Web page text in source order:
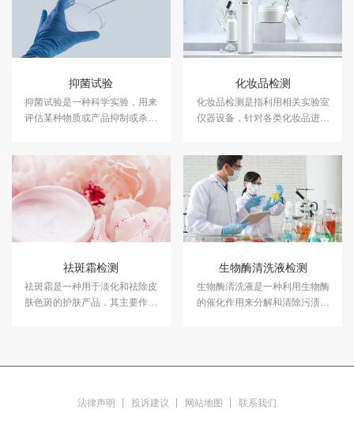
抑菌试验
抑菌试验是一种科学实验，用来
评估某种物质或产品抑制或杀灭
产品抑菌试验服务，具备CMA、
CNAS资质认证.
化妆品检测
化妆品检测是指利用相关实验室
仪器设备，针对各类化妆品进行
量和使用安全，保障消费者健
康。中科检测开展化妆品检测服
务，具备CMA、CNAS资质认
证。
祛斑霜检测
祛斑霜是一种用于淡化和祛除皮
肤色斑的护肤产品，其主要作用
测服务。
生物酶清洗液检测
生物酶清洗液是一种利用生物酶
的催化作用来分解和清除污渍的
法律声明 投诉建议 网站地图 联系我们